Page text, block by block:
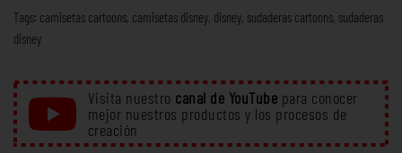
Tags: camisetas cartoons camisetas disney disney sudaderas cartoons sudaderas
disney
Visita nuestro canal de YouTube para conocer
mejor nuestros productos y los procesos de
creación